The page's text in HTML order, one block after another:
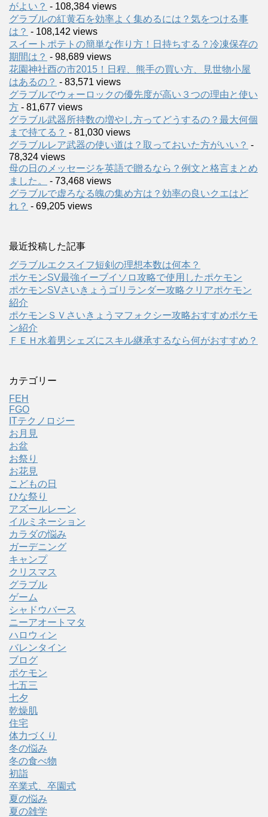
がよい？ - 108,384 views
グラブルの紅黄石を効率よく集めるには？気をつける事
は？ - 108,142 views
スイートポテトの簡単な作り方！日持ちする？冷凍保存の
期間は？ - 98,689 views
花園神社酉の市2015！日程、熊手の買い方、見世物小屋
はあるの？ - 83,571 views
グラブルでウォーロックの優先度が高い３つの理由と使い
方 - 81,677 views
グラブル武器所持数の増やし方ってどうするの？最大何個
まで持てる？ - 81,030 views
グラブルレア武器の使い道は？取っておいた方がいい？ -
78,324 views
母の日のメッセージを英語で贈るなら？例文と格言まとめ
ました。
- 73,468 views
グラブルで虚ろなる魄の集め方は？効率の良いクエはど
れ？ - 69,205 views
最近投稿した記事
グラブルエクスイフ短剣の理想本数は何本？
ポケモンSV最強イーブイソロ攻略で使用したポケモン
ポケモンSVさいきょうゴリランダー攻略クリアポケモン
紹介
ポケモンＳＶさいきょうマフォクシー攻略おすすめポケモ
ン紹介
ＦＥＨ水着男シェズにスキル継承するなら何がおすすめ？
カテゴリー
FEH
FGO
ITテクノロジー
お月見
お盆
お祭り
お花見
こどもの日
ひな祭り
アズールレーン
イルミネーション
カラダの悩み
ガーデニング
キャンプ
クリスマス
グラブル
ゲーム
シャドウバース
ニーアオートマタ
ハロウィン
バレンタイン
ブログ
ポケモン
七五三
七夕
乾燥肌
住宅
体力づくり
冬の悩み
冬の食べ物
初詣
卒業式、卒園式
夏の悩み
夏の雑学